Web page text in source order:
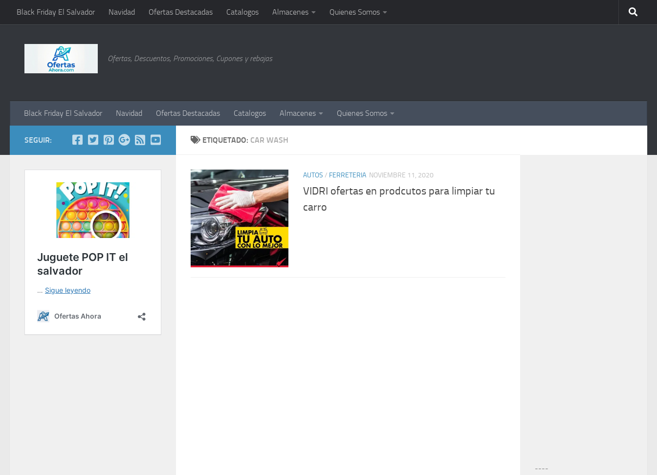
Saltar al contenido
Black Friday El Salvador Navidad Ofertas Destacadas Catalogos Almacenes Quienes Somos
Ofertas, Descuentos, Promociones, Cupones y rebajas
Black Friday El Salvador Navidad Ofertas Destacadas Catalogos Almacenes Quienes Somos
ETIQUETADO: CAR WASH
AUTOS / FERRETERIA NOVIEMBRE 11, 2020
VIDRI ofertas en prodcutos para limpiar tu
carro
SEGUIR:
----